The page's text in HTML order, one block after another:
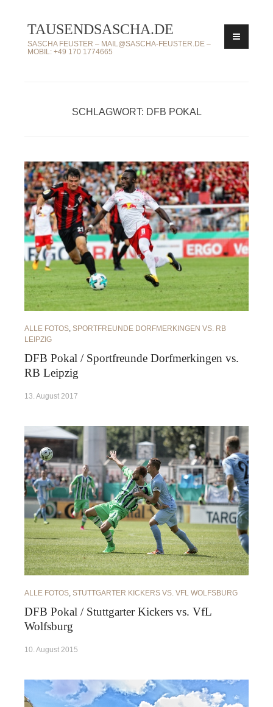
Inhalt
springen
TAUSENDSASCHA.DE
SASCHA FEUSTER – MAIL@SASCHA-FEUSTER.DE –
MOBIL: +49 170 1774665
SCHLAGWORT: DFB POKAL
ALLE FOTOS SPORTFREUNDE DORFMERKINGEN VS. RB
LEIPZIG
DFB Pokal / Sportfreunde Dorfmerkingen vs.
RB Leipzig
13. August 2017
ALLE FOTOS, STUTTGARTER KICKERS VS. VFL WOLFSBURG
DFB Pokal / Stuttgarter Kickers vs. VfL
Wolfsburg
10. August 2015